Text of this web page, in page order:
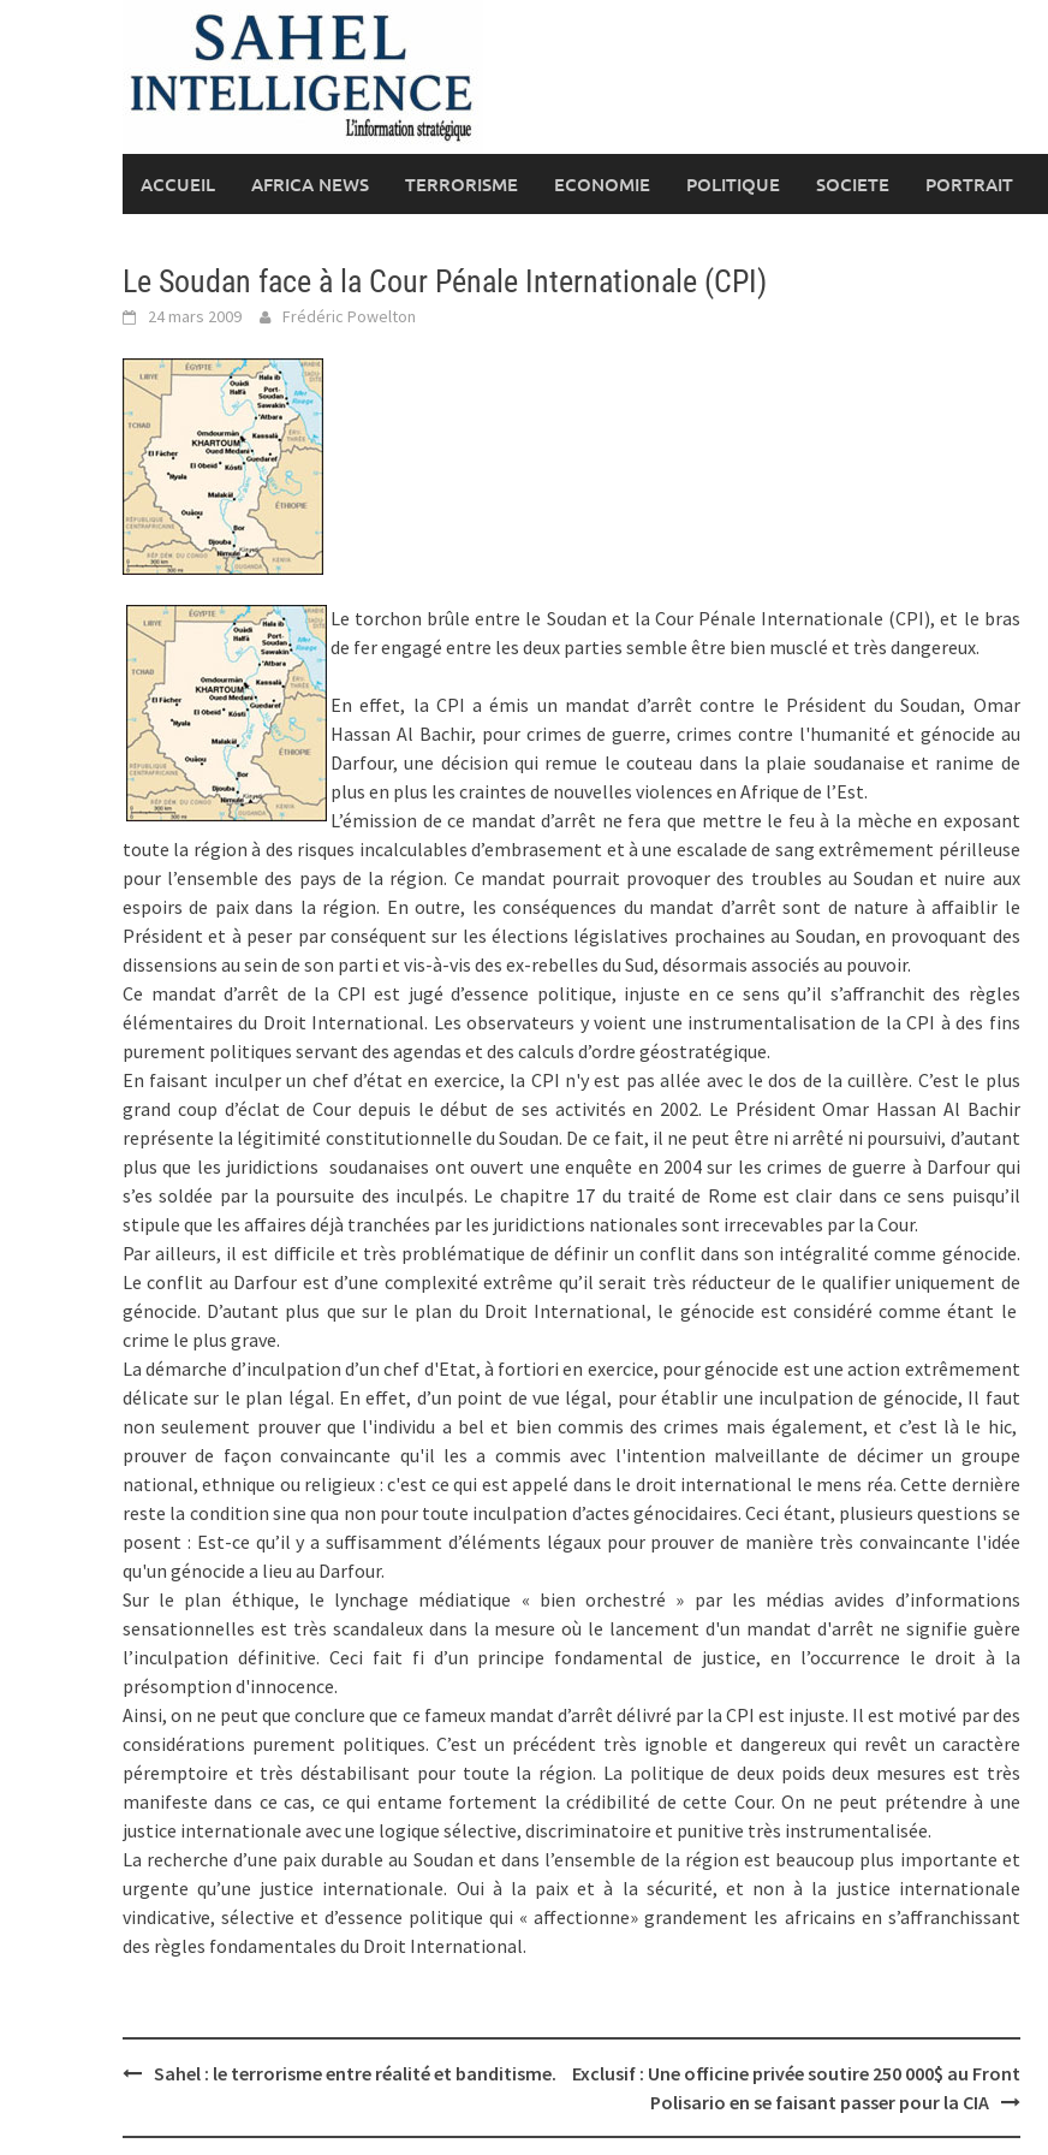
ACCUEIL AFRICA NEWS TERRORISME ECONOMIE POLITIQUE SOCIETE PORTRAIT
Le Soudan face à la Cour Pénale Internationale (CPI)
24 mars 2009 Frédéric Powelton
Le torchon brûle entre le Soudan et la Cour Pénale Internationale (CPI), et le bras
de fer engagé entre les deux parties semble être bien musclé et très dangereux.
En effet, la CPI a émis un mandat d’arrêt contre le Président du Soudan, Omar
Hassan Al Bachir, pour crimes de guerre, crimes contre l'humanité et génocide au
Darfour, une décision qui remue le couteau dans la plaie soudanaise et ranime de
plus en plus les craintes de nouvelles violences en Afrique de l’Est.
L’émission de ce mandat d’arrêt ne fera que mettre le feu à la mèche en exposant
toute la région à des risques incalculables d’embrasement et à une escalade de sang extrêmement périlleuse
pour l’ensemble des pays de la région. Ce mandat pourrait provoquer des troubles au Soudan et nuire aux
espoirs de paix dans la région. En outre, les conséquences du mandat d’arrêt sont de nature à affaiblir le
Président et à peser par conséquent sur les élections législatives prochaines au Soudan, en provoquant des
dissensions au sein de son parti et vis-à-vis des ex-rebelles du Sud, désormais associés au pouvoir.
Ce mandat d’arrêt de la CPI est jugé d’essence politique, injuste en ce sens qu’il s’affranchit des règles
élémentaires du Droit International. Les observateurs y voient une instrumentalisation de la CPI à des fins
purement politiques servant des agendas et des calculs d’ordre géostratégique.
En faisant inculper un chef d’état en exercice, la CPI n'y est pas allée avec le dos de la cuillère. C’est le plus
grand coup d’éclat de Cour depuis le début de ses activités en 2002. Le Président Omar Hassan Al Bachir
représente la légitimité constitutionnelle du Soudan. De ce fait, il ne peut être ni arrêté ni poursuivi, d’autant
plus que les juridictions soudanaises ont ouvert une enquête en 2004 sur les crimes de guerre à Darfour qui
s’es soldée par la poursuite des inculpés. Le chapitre 17 du traité de Rome est clair dans ce sens puisqu’il
stipule que les affaires déjà tranchées par les juridictions nationales sont irrecevables par la Cour.
Par ailleurs, il est difficile et très problématique de définir un conflit dans son intégralité comme génocide.
Le conflit au Darfour est d’une complexité extrême qu’il serait très réducteur de le qualifier uniquement de
génocide. D’autant plus que sur le plan du Droit International, le génocide est considéré comme étant le
crime le plus grave.
La démarche d’inculpation d’un chef d'Etat, à fortiori en exercice, pour génocide est une action extrêmement
délicate sur le plan légal. En effet, d’un point de vue légal, pour établir une inculpation de génocide, Il faut
non seulement prouver que l'individu a bel et bien commis des crimes mais également, et c’est là le hic,
prouver de façon convaincante qu'il les a commis avec l'intention malveillante de décimer un groupe
national, ethnique ou religieux : c'est ce qui est appelé dans le droit international le mens réa. Cette dernière
reste la condition sine qua non pour toute inculpation d’actes génocidaires. Ceci étant, plusieurs questions se
posent : Est-ce qu’il y a suffisamment d’éléments légaux pour prouver de manière très convaincante l'idée
qu'un génocide a lieu au Darfour.
Sur le plan éthique, le lynchage médiatique « bien orchestré » par les médias avides d’informations
sensationnelles est très scandaleux dans la mesure où le lancement d'un mandat d'arrêt ne signifie guère
l’inculpation définitive. Ceci fait fi d’un principe fondamental de justice, en l’occurrence le droit à la
présomption d'innocence.
Ainsi, on ne peut que conclure que ce fameux mandat d’arrêt délivré par la CPI est injuste. Il est motivé par des
considérations purement politiques. C’est un précédent très ignoble et dangereux qui revêt un caractère
péremptoire et très déstabilisant pour toute la région. La politique de deux poids deux mesures est très
manifeste dans ce cas, ce qui entame fortement la crédibilité de cette Cour. On ne peut prétendre à une
justice internationale avec une logique sélective, discriminatoire et punitive très instrumentalisée.
La recherche d’une paix durable au Soudan et dans l’ensemble de la région est beaucoup plus importante et
urgente qu’une justice internationale. Oui à la paix et à la sécurité, et non à la justice internationale
vindicative, sélective et d’essence politique qui « affectionne» grandement les africains en s’affranchissant
des règles fondamentales du Droit International.
PostSahel : le terrorisme entre réalité et banditisme.
Exclusif : Une officine privée soutire 250 000$ au Front
Polisario en se faisant passer pour la CIA